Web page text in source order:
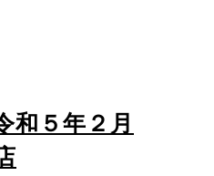
和５年２月